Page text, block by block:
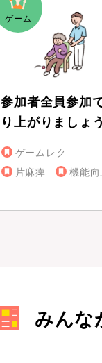
参加者全員参加
り上がりましょ
ゲームレク
片麻痺
機能向
みんな